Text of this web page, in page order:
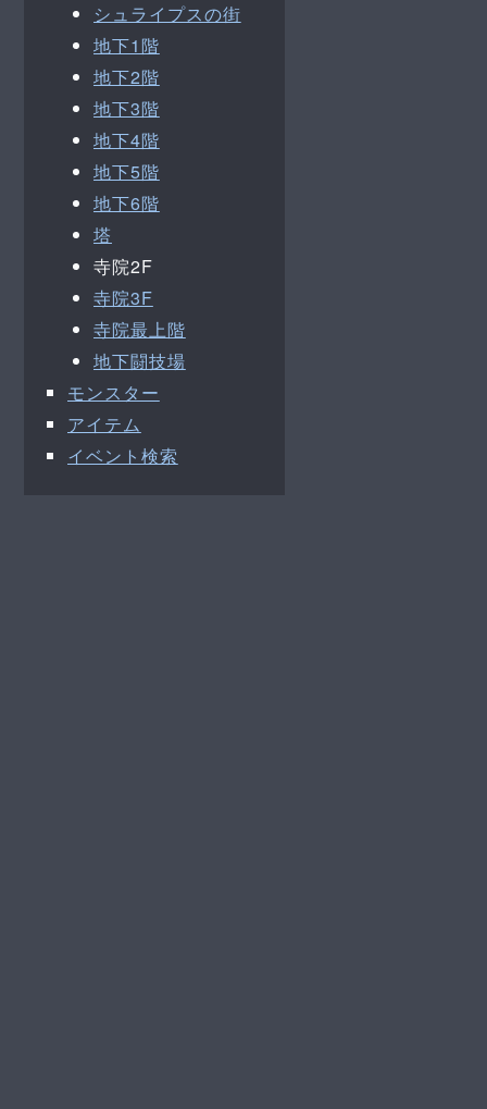
シュライプスの街
地下1階
地下2階
地下3階
地下4階
地下5階
地下6階
塔
寺院2F
寺院3F
寺院最上階
地下闘技場
モンスター
アイテム
イベント検索